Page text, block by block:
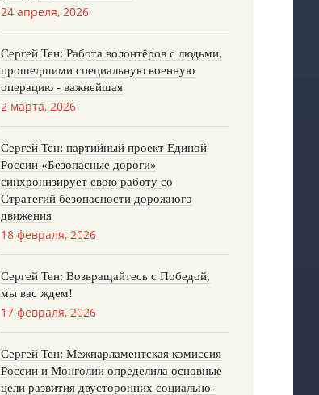
24 апреля, 2026
Сергей Тен: Работа волонтёров с людьми,
прошедшими специальную военную
операцию - важнейшая
2 марта, 2026
Сергей Тен: партийный проект Единой
России «Безопасные дороги»
синхронизирует свою работу со
Стратегий безопасности дорожного
движения
18 февраля, 2026
Сергей Тен: Возвращайтесь с Победой,
мы вас ждем!
17 февраля, 2026
Сергей Тен: Межпарламентская комиссия
России и Монголии определила основные
цели развития двусторонних социально-